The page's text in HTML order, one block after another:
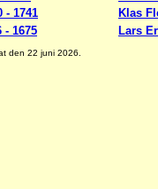
- 1741
Klas
- 1675
Lars
den 22 juni 2026.